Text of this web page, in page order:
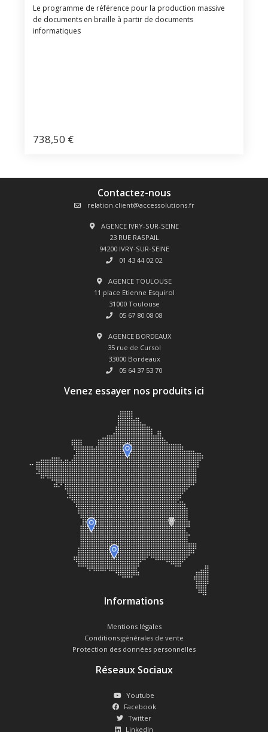
Le programme de référence pour la production massive
de documents en braille à partir de documents
informatiques
738,50 €
Contactez-nous
relation.client@accessolutions.fr
AGENCE IVRY-SUR-SEINE
23 RUE RASPAIL
94200 IVRY-SUR-SEINE
01 43 44 02 02
AGENCE TOULOUSE
11 place Etienne Esquirol
31000 Toulouse
05 67 80 08 08
AGENCE BORDEAUX
35 rue de Cursol
33000 Bordeaux
05 64 37 53 70
Venez essayer nos produits ici
Informations
Mentions légales
Conditions générales de vente
Protection des données personnelles
Réseaux Sociaux
Youtube
Facebook
Twitter
LinkedIn